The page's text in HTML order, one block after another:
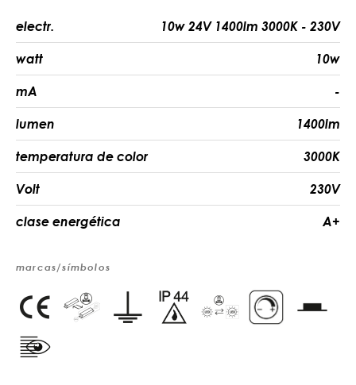
electr. 10w 24V 1400lm 3000K - 230V
watt 10w
mA -
lumen 1400lm
temperatura de color 3000K
Volt 230V
clase energética A+
marcas/símbolos